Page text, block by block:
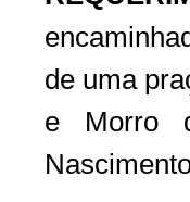
de uma
e Morro